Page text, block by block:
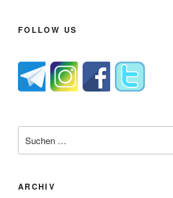
FOLLOW US
nach:
ARCHIV